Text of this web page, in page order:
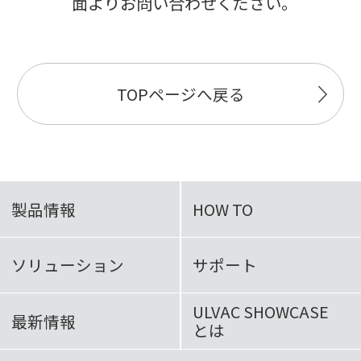
TOPページへ戻る
製品情報 HOW TO
ソリューション サポート
最新情報 ULVAC SHOWCASE
とは